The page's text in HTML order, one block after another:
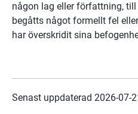
någon lag eller författning,
begåtts något formellt fel
har överskridit sina
Senast uppdaterad 2026-07-